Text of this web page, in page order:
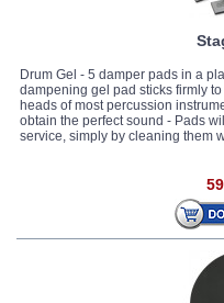
Drum Gel - 5 damper pads in a
dampening gel pad sticks firmly
heads of most percussion
obtain the perfect sound - Pads
service, simply by cleaning them